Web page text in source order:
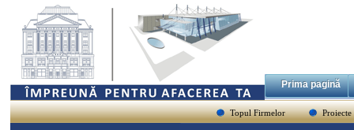
Prima pagină
Topul Firmelor Proiecte